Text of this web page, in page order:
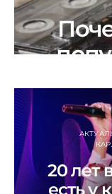
20 лет
есть у